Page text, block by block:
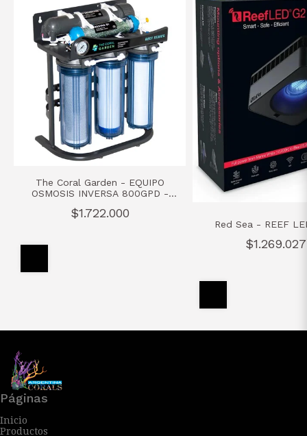
The Coral Garden - EQUIPO
OSMOSIS INVERSA 800GPD -
$1.722.000
Red Sea - REEF
$1.269.027
Páginas
Inicio
Productos